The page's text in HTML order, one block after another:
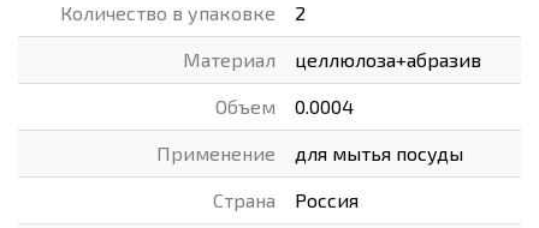
Количество в упаковке 2
Материал целлюлоза+абразив
Объем 0.0004
Применение для мытья посуды
Страна Россия